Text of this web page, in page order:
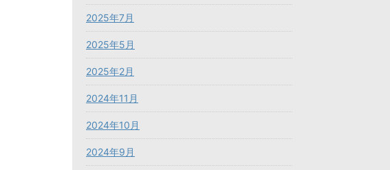
2025年7月
2025年5月
2025年2月
2024年11月
2024年10月
2024年9月